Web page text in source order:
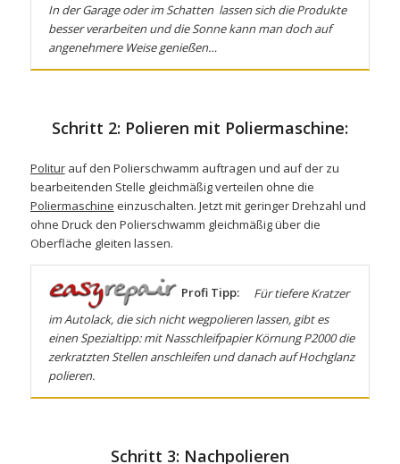
In der Garage oder im Schatten lassen sich die Produkte
besser verarbeiten und die Sonne kann man doch auf
angenehmere Weise genießen…
Schritt 2: Polieren mit Poliermaschine:
Politurauf den Polierschwamm auftragen und auf der zu
bearbeitenden Stelle gleichmäßig verteilen ohne die
Poliermaschine einzuschalten. Jetzt mit geringer Drehzahl und
ohne Druck den Polierschwamm gleichmäßig über die
Oberfläche gleiten lassen.
Profi Tipp:
Für tiefere Kratzer
im Autolack, die sich nicht wegpolieren lassen, gibt es
einen Spezialtipp: mitNasschleifpapierKörnung P2000 die
zerkratzten Stellen anschleifen und danach auf Hochglanz
polieren.
Schritt 3: Nachpolieren